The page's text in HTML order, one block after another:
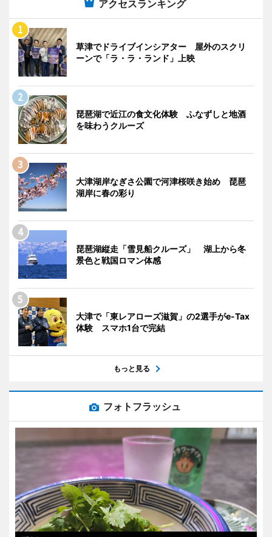
アクセスランキング
草津でドライブインシアター 屋外のスクリ
ーンで「ラ・ラ・ランド」上映
琵琶湖で近江の食文化体験 ふなずしと地酒
を味わうクルーズ
大津湖岸なぎさ公園で河津桜咲き始め 琵琶
湖岸に春の彩り
琵琶湖縦走「雪見船クルーズ」 湖上から冬
景色と戦国ロマン体感
大津で「東レアローズ滋賀」の2選手がe-Tax
体験 スマホ1台で完結
もっと見る
フォトフラッシュ